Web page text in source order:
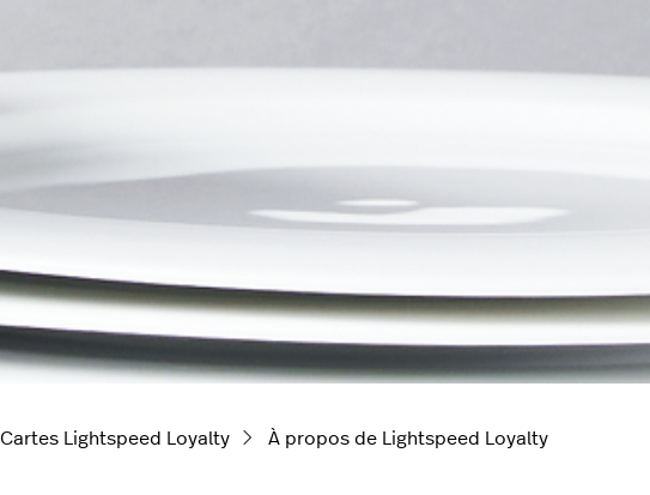
Cartes Lightspeed Loyalty À propos de Lightspeed Loyalty